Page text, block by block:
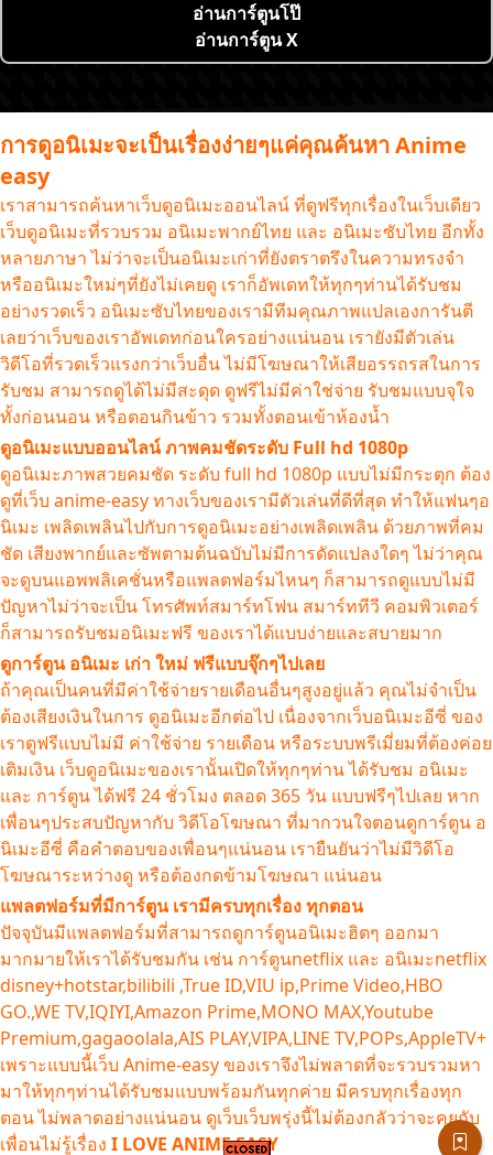
อ่านการ์ตูนโป๊
อ่านการ์ตูน X
การดูอนิเมะจะเป็นเรื่องง่ายๆแค่คุณค้นหา Anime
easy
เราสามารถค้นหาเว็บดูอนิเมะออนไลน์ ที่ดูฟรีทุกเรื่องในเว็บเดียว
เว็บดูอนิเมะที่รวบรวม อนิเมะพากย์ไทย และ อนิเมะซับไทย อีกทั้ง
หลายภาษา ไม่ว่าจะเป็นอนิเมะเก่าที่ยังตราตรึงในความทรงจำ
หรืออนิเมะใหม่ๆที่ยังไม่เคยดู เราก็อัพเดทให้ทุกๆท่านได้รับชม
อย่างรวดเร็ว อนิเมะซับไทยของเรามีทีมคุณภาพแปลเองการันตี
เลยว่าเว็บของเราอัพเดทก่อนใครอย่างแน่นอน เรายังมีตัวเล่น
วิดีโอที่รวดเร็วแรงกว่าเว็บอื่น ไม่มีโฆษณาให้เสียอรรถรสในการ
รับชม สามารถดูได้ไม่มีสะดุด ดูฟรีไม่มีค่าใช่จ่าย รับชมแบบจุใจ
ทั้งก่อนนอน หรือตอนกินข้าว รวมทั้งตอนเข้าห้องน้ำ
ดูอนิเมะแบบออนไลน์ ภาพคมชัดระดับ Full hd 1080p
ดูอนิเมะภาพสวยคมชัด ระดับ full hd 1080p แบบไม่มีกระตุก ต้อง
ดูที่เว็บ anime-easy ทางเว็บของเรามีตัวเล่นที่ดีที่สุด ทำให้แฟนๆอ
นิเมะ เพลิดเพลินไปกับการดูอนิเมะอย่างเพลิดเพลิน ด้วยภาพที่คม
ชัด เสียงพากย์และซัพตามต้นฉบับไม่มีการดัดแปลงใดๆ ไม่ว่าคุณ
จะดูบนแอพพลิเคชั่นหรือแพลตฟอร์มไหนๆ ก็สามารถดูแบบไม่มี
ปัญหาไม่ว่าจะเป็น โทรศัพท์สมาร์ทโฟน สมาร์ททีวี คอมพิวเตอร์
ก็สามารถรับชมอนิเมะฟรี ของเราได้แบบง่ายและสบายมาก
ดูการ์ตูน อนิเมะ เก่า ใหม่ ฟรีแบบจุ๊กๆไปเลย
ถ้าคุณเป็นคนที่มีค่าใช้จ่ายรายเดือนอื่นๆสูงอยู่แล้ว คุณไม่จำเป็น
ต้องเสียงเงินในการ ดูอนิเมะอีกต่อไป เนื่องจากเว็บอนิเมะอีซี่ ของ
เราดูฟรีแบบไม่มี ค่าใช้จ่าย รายเดือน หรือระบบพรีเมี่ยมที่ต้องค่อย
เติมเงิน เว็บดูอนิเมะของเรานั้นเปิดให้ทุกๆท่าน ได้รับชม อนิเมะ
และ การ์ตูน ได้ฟรี 24 ชั่วโมง ตลอด 365 วัน แบบฟรีๆไปเลย หาก
เพื่อนๆประสบปัญหากับ วิดีโอโฆษณา ที่มากวนใจตอนดูการ์ตูน อ
นิเมะอีซี่ คือคำตอบของเพื่อนๆแน่นอน เรายืนยันว่าไม่มีวิดีโอ
โฆษณาระหว่างดู หรือต้องกดข้ามโฆษณา แน่นอน
แพลตฟอร์มที่มีการ์ตูน เรามีครบทุกเรื่อง ทุกตอน
ปัจจุบันมีแพลตฟอร์มที่สามารถดูการ์ตูนอนิเมะฮิตๆ ออกมา
มากมายให้เราได้รับชมกัน เช่น การ์ตูนnetflix และ อนิเมะnetflix
disney+hotstar,bilibili ,True ID,VIU ip,Prime Video,HBO
GO.,WE TV,IQIYI,Amazon Prime,MONO MAX,Youtube
Premium,gagaoolala,AIS PLAY,VIPA,LINE TV,POPs,AppleTV+
เพราะแบบนี้เว็บ Anime-easy ของเราจึงไม่พลาดที่จะรวบรวมหา
มาให้ทุกๆท่านได้รับชมแบบพร้อมกันทุกค่าย มีครบทุกเรื่องทุก
ตอน ไม่พลาดอย่างแน่นอน ดูเว็บเว็บพรุ่งนี้ไม่ต้องกลัวว่าจะคุยกับ
เพื่อนไม่รู้เรื่อง I LOVE ANIME EASY